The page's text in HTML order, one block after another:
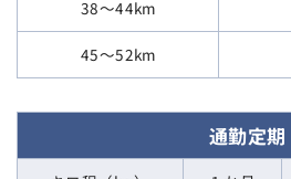
38～44km
45～52km
通勤定期